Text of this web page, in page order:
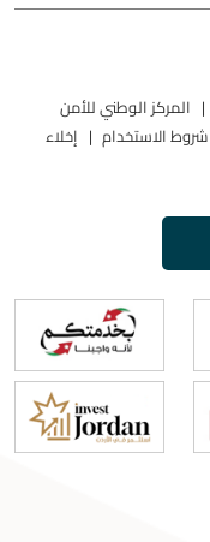
المركز الوطني للأمن
شروط الاستخدام
إخلاء